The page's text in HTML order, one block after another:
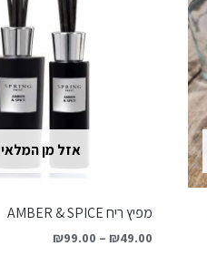
אזל מן המלאי
מפיץ ריח AMBER & SPICE
₪49.00
–
₪99.00